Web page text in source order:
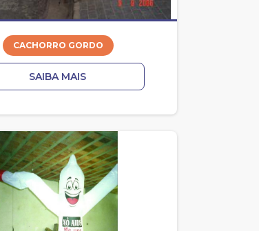
CACHORRO GORDO
SAIBA MAIS